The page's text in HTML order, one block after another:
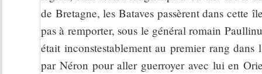
de Bretagne, les Bataves passèrent dans cette
pas à remporter, sous le général romain
était inconstestablement au premier rang
par Néron pour aller guerroyer avec lui en